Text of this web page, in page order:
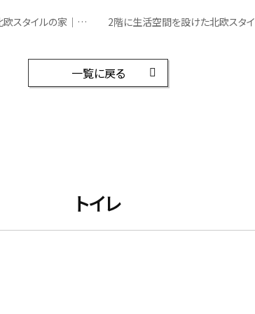
2階に生活空間を設けた北欧スタイルの家｜トイレ
一覧に戻る
トイレ